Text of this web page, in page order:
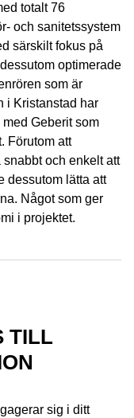
totalt 76
och sanitetssystem
särskilt fokus på
optimerade
som är
i Kristanstad har
Geberit som
Förutom att
och enkelt att
dessutom lätta att
Något som ger
i projektet.
TILL
sig i ditt